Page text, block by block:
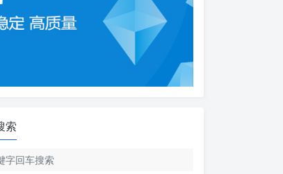
索